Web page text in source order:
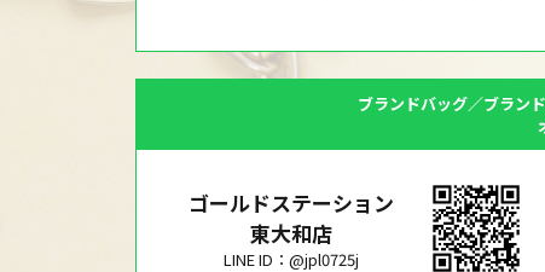
ブランドバッグ／ブラン
ゴールドステーション
東大和店
LINE ID：@jpl0725j